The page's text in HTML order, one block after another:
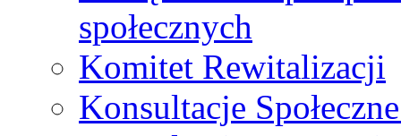
społecznych
Komitet Rewitalizacji
Konsultacje